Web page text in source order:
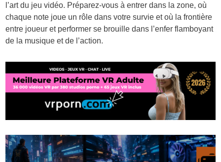
l’art du jeu vidéo. Préparez-vous à entrer dans la zone, où
chaque note joue un rôle dans votre survie et où la frontière
entre joueur et performer se brouille dans l’enfer flamboyant
de la musique et de l’action.